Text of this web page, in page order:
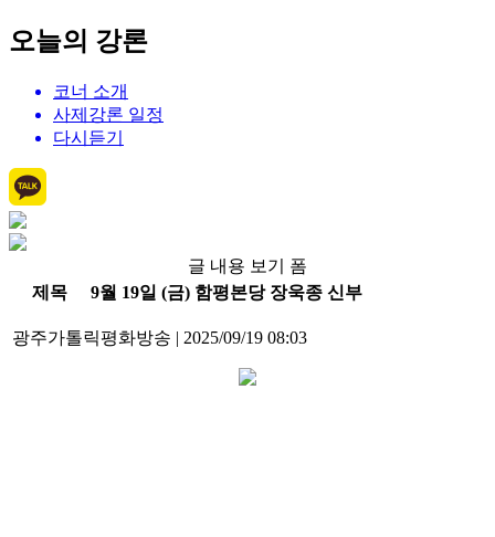
오늘의 강론
코너 소개
사제강론 일정
다시듣기
글 내용 보기 폼
제목
9월 19일 (금) 함평본당 장욱종 신부
광주가톨릭평화방송 | 2025/09/19 08:03